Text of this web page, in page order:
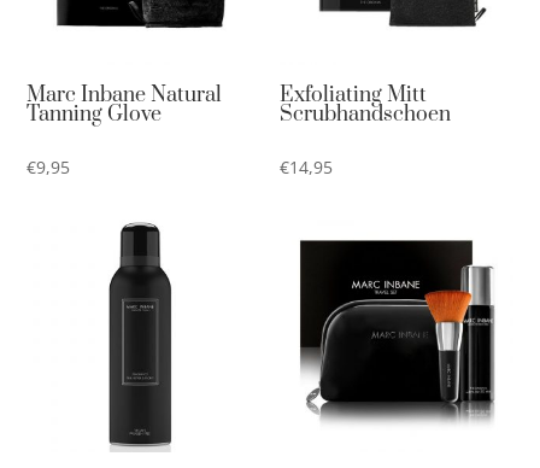
Marc Inbane Natural
Tanning Glove
€9,95
Exfoliating Mitt
Scrubhandschoen
€14,95